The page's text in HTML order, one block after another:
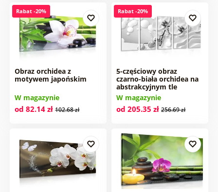
Rabat -20%
Obraz orchidea z
motywem japońskim
W magazynie
od 82.14 zł 102.68 zł
Rabat -20%
5-częściowy obraz
czarno-biała orchidea na
abstrakcyjnym tle
W magazynie
od 205.35 zł 256.69 zł